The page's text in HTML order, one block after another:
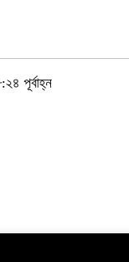
পূর্বাহ্ন